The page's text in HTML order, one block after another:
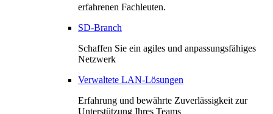
erfahrenen Fachleuten.
SD-Branch
Schaffen Sie ein agiles und anpassungsfähiges
Netzwerk
Verwaltete LAN-Lösungen
Erfahrung und bewährte Zuverlässigkeit zur
Unterstützung Ihres Teams